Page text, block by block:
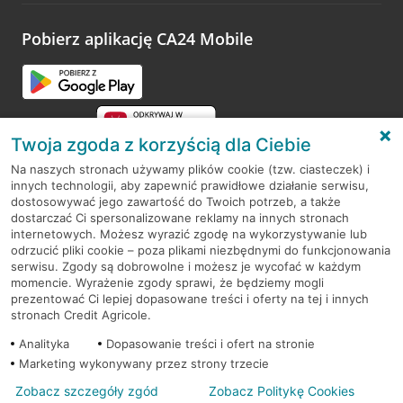
opinie.
Pobierz aplikację CA24 Mobile
RODO
Regulamin serwisu
Mapa serwisu
PolitykaCookies
© 2026 Credit Agricole Bank Polska S.A. Wszelkie prawa zastrzeżone
Twoja zgoda z korzyścią dla Ciebie
Na naszych stronach używamy plików cookie (tzw. ciasteczek) i
innych technologii, aby zapewnić prawidłowe działanie serwisu,
dostosowywać jego zawartość do Twoich potrzeb, a także
dostarczać Ci spersonalizowane reklamy na innych stronach
internetowych. Możesz wyrazić zgodę na wykorzystywanie lub
odrzucić pliki cookie – poza plikami niezbędnymi do funkcjonowania
serwisu. Zgody są dobrowolne i możesz je wycofać w każdym
momencie. Wyrażenie zgody sprawi, że będziemy mogli
prezentować Ci lepiej dopasowane treści i oferty na tej i innych
stronach Credit Agricole.
Analityka
Dopasowanie treści i ofert na stronie
Marketing wykonywany przez strony trzecie
Zobacz szczegóły zgód Zobacz Politykę Cookies